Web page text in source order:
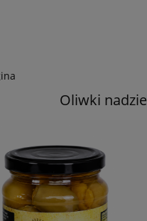
Oliwki